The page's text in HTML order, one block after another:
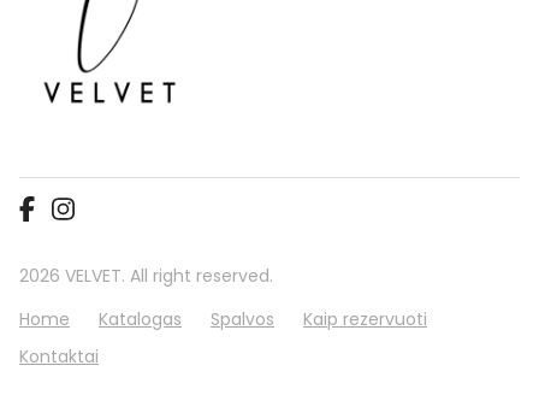
2026 VELVET. All right reserved.
Home
Katalogas Spalvos
Kaip rezervuoti
Kontaktai